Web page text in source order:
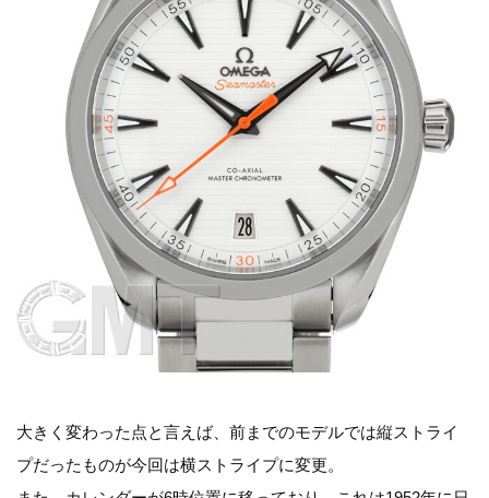
大きく変わった点と言えば、前までのモデルでは縦ストライ
プだったものが今回は横ストライプに変更。